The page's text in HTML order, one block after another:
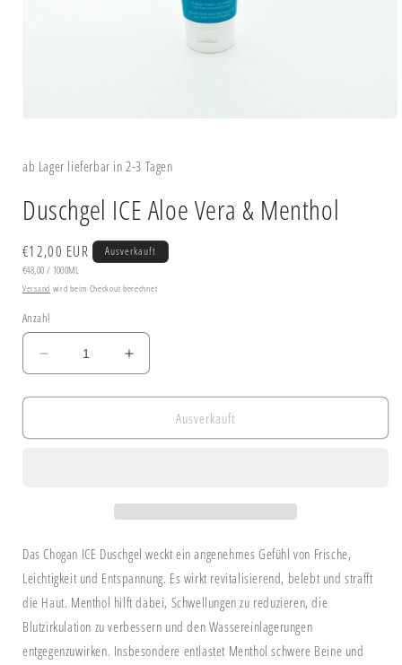
Modal
öffnen
ab Lager lieferbar in 2-3 Tagen
Duschgel ICE Aloe Vera & Menthol
Normaler
Preis
€12,00 EUR
GRUNDPREIS
€48,00 / PRO
1000ML
Ausverkauft
Versand wird beim Checkout berechnet
Anzahl
Verringere
die
Menge
Duschgel
Erhöhe
die
Menge
Duschgel
Ausverkauft
Das Chogan ICE Duschgel weckt ein angenehmes Gefühl von Frische,
Leichtigkeit und Entspannung. Es wirkt revitalisierend, belebt und strafft
die Haut. Menthol hilft dabei, Schwellungen zu reduzieren, die
Blutzirkulation zu verbessern und den Wassereinlagerungen
entgegenzuwirken. Insbesondere entlastet Menthol schwere Beine und